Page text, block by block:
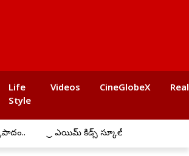
Life
Style
Videos CineGlobeX
ప్రీ ఎయిమ్ కిడ్స్ స్కూల్‌లో ఘనంగా బోనాల సంబరాలు